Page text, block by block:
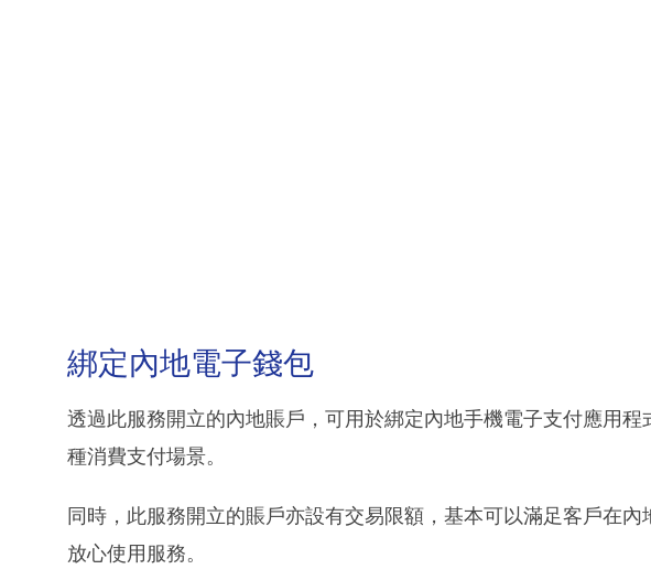
綁定內地電子錢包
透過此服務開立的內地賬戶，可用於綁定內地手機電子支付應用
種消費支付場景。
同時，此服務開立的賬戶亦設有交易限額，基本可以滿足客戶在
放心使用服務。